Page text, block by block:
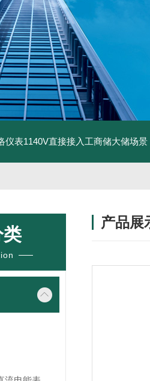
仪表1140V直接接入工商储大储场景
类
产品展